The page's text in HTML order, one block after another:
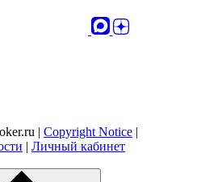
| Copyright Notice |
| Личный кабинет